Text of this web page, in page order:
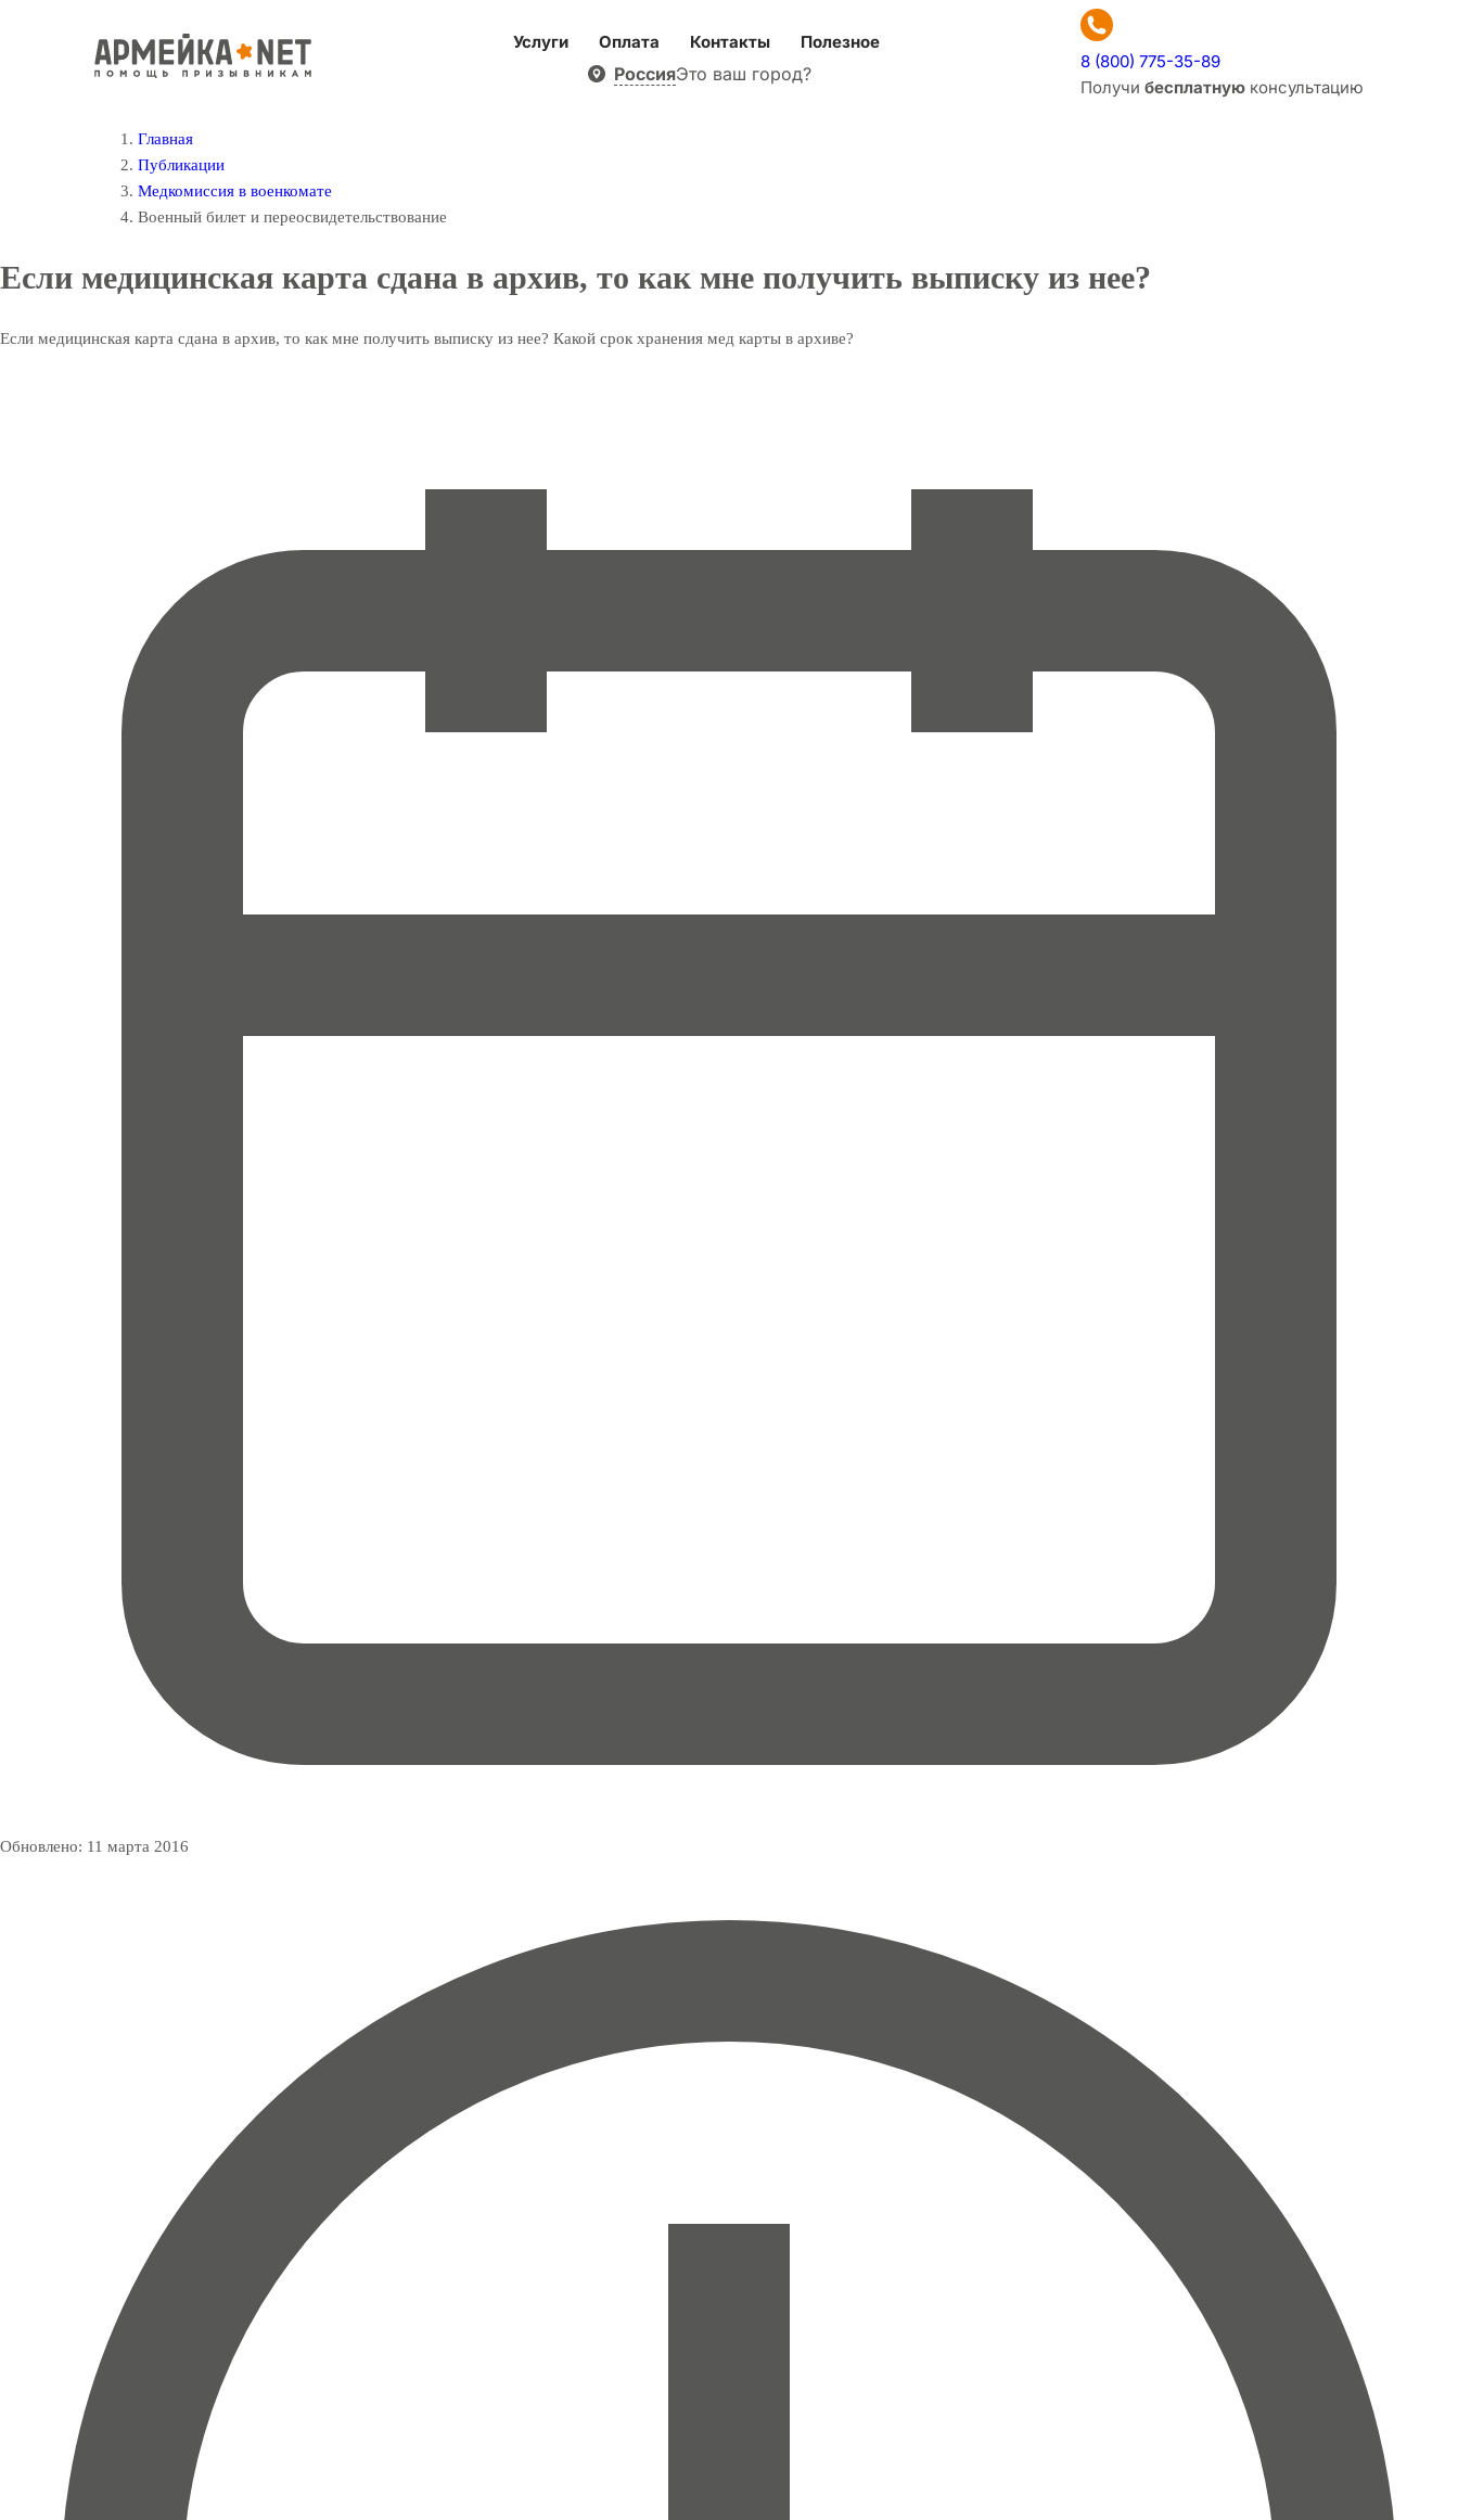
Услуги Оплата Контакты Полезное
РоссияЭто ваш город?
8 (800) 775-35-89
Получи бесплатную консультацию
Главная
Публикации
Медкомиссия в военкомате
Военный билет и переосвидетельствование
Если медицинская карта сдана в архив, то как мне получить выписку из нее?
Если медицинская карта сдана в архив, то как мне получить выписку из нее? Какой срок хранения мед карты в архиве?
Обновлено: 11 марта 2016